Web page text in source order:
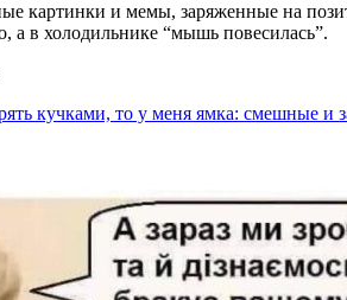
картинки и мемы, заряженные на
а в холодильнике “мышь повесилась”.
кучками, то у меня ямка: смешные и